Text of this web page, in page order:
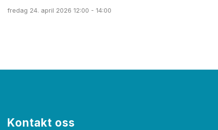
fredag 24. april 2026 12:00 - 14:00
Kontakt oss